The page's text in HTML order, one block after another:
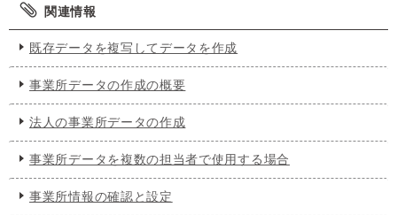
関連情報
既存データを複写してデータを作成
事業所データの作成の概要
法人の事業所データの作成
事業所データを複数の担当者で使用する場合
事業所情報の確認と設定